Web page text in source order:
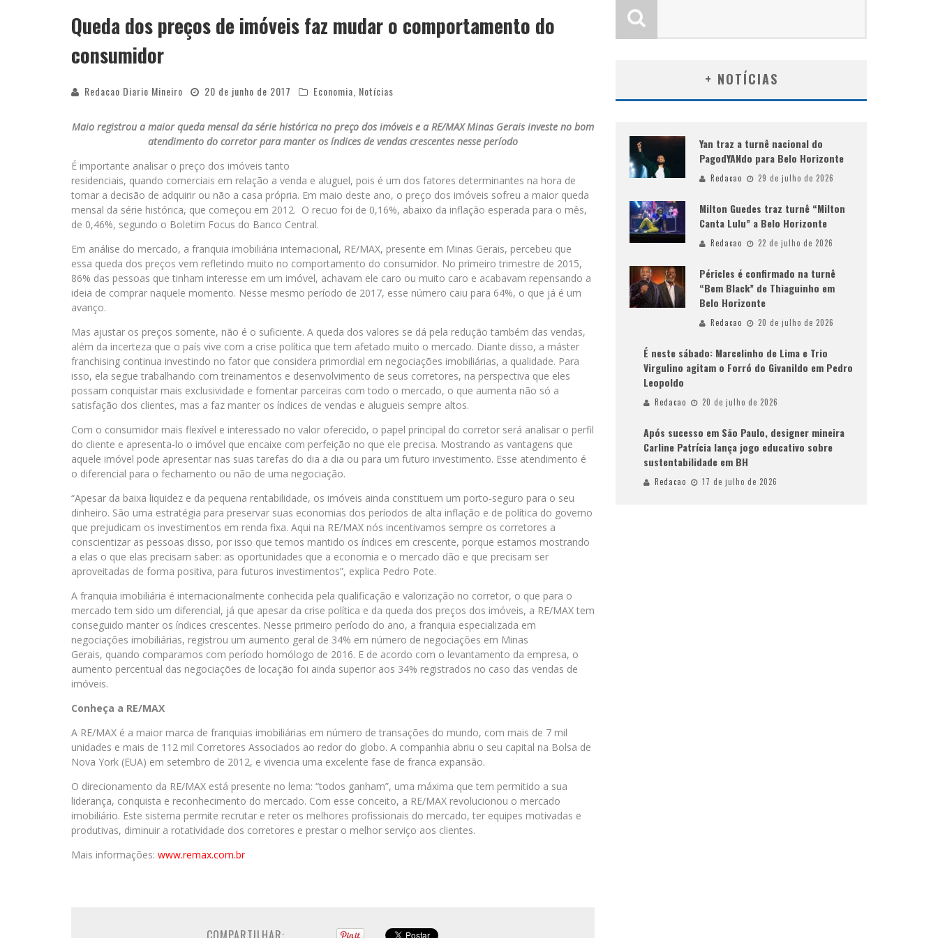
YAN TRAZ A TURNÊ NACIONAL DO PAGODYANDO PARA BELO HORIZONTE
Queda dos preços de imóveis faz mudar o comportamento do
consumidor
Redacao Diario Mineiro 20 de junho de 2017 Economia Notícias
Maio registrou a maior queda mensal da série histórica no preço dos imóveis e a RE/MAX Minas Gerais investe no bom
atendimento do corretor para manter os índices de vendas crescentes nesse período
É importante analisar o preço dos imóveis tanto
residenciais, quando comerciais em relação a venda e aluguel, pois é um dos fatores determinantes na hora de
tomar a decisão de adquirir ou não a casa própria. Em maio deste ano, o preço dos imóveis sofreu a maior queda
mensal da série histórica, que começou em 2012. O recuo foi de 0,16%, abaixo da inflação esperada para o mês,
de 0,46%, segundo o Boletim Focus do Banco Central.
Em análise do mercado, a franquia imobiliária internacional, RE/MAX, presente em Minas Gerais, percebeu que
essa queda dos preços vem refletindo muito no comportamento do consumidor. No primeiro trimestre de 2015,
86% das pessoas que tinham interesse em um imóvel, achavam ele caro ou muito caro e acabavam repensando a
ideia de comprar naquele momento. Nesse mesmo período de 2017, esse número caiu para 64%, o que já é um
avanço.
Mas ajustar os preços somente, não é o suficiente. A queda dos valores se dá pela redução também das vendas,
além da incerteza que o país vive com a crise política que tem afetado muito o mercado. Diante disso, a máster
franchising continua investindo no fator que considera primordial em negociações imobiliárias, a qualidade. Para
isso, ela segue trabalhando com treinamentos e desenvolvimento de seus corretores, na perspectiva que eles
possam conquistar mais exclusividade e fomentar parceiras com todo o mercado, o que aumenta não só a
satisfação dos clientes, mas a faz manter os índices de vendas e alugueis sempre altos.
Com o consumidor mais flexível e interessado no valor oferecido, o papel principal do corretor será analisar o perfil
do cliente e apresenta-lo o imóvel que encaixe com perfeição no que ele precisa. Mostrando as vantagens que
aquele imóvel pode apresentar nas suas tarefas do dia a dia ou para um futuro investimento. Esse atendimento é
o diferencial para o fechamento ou não de uma negociação.
“Apesar da baixa liquidez e da pequena rentabilidade, os imóveis ainda constituem um porto-seguro para o seu
dinheiro. São uma estratégia para preservar suas economias dos períodos de alta inflação e de política do governo
que prejudicam os investimentos em renda fixa. Aqui na RE/MAX nós incentivamos sempre os corretores a
conscientizar as pessoas disso, por isso que temos mantido os índices em crescente, porque estamos mostrando
a elas o que elas precisam saber: as oportunidades que a economia e o mercado dão e que precisam ser
aproveitadas de forma positiva, para futuros investimentos”, explica Pedro Pote.
A franquia imobiliária é internacionalmente conhecida pela qualificação e valorização no corretor, o que para o
mercado tem sido um diferencial, já que apesar da crise política e da queda dos preços dos imóveis, a RE/MAX tem
conseguido manter os índices crescentes. Nesse primeiro período do ano, a franquia especializada em
negociações imobiliárias, registrou um aumento geral de 34% em número de negociações em Minas
Gerais, quando comparamos com período homólogo de 2016. E de acordo com o levantamento da empresa, o
aumento percentual das negociações de locação foi ainda superior aos 34% registrados no caso das vendas de
imóveis.
Conheça a RE/MAX
A RE/MAX é a maior marca de franquias imobiliárias em número de transações do mundo, com mais de 7 mil
unidades e mais de 112 mil Corretores Associados ao redor do globo. A companhia abriu o seu capital na Bolsa de
Nova York (EUA) em setembro de 2012, e vivencia uma excelente fase de franca expansão.
O direcionamento da RE/MAX está presente no lema: “todos ganham”, uma máxima que tem permitido a sua
liderança, conquista e reconhecimento do mercado. Com esse conceito, a RE/MAX revolucionou o mercado
imobiliário. Este sistema permite recrutar e reter os melhores profissionais do mercado, ter equipes motivadas e
produtivas, diminuir a rotatividade dos corretores e prestar o melhor serviço aos clientes.
Mais informações: www.remax.com.br
+ NOTÍCIAS
Yan traz a turnê nacional do
PagodYANdo para Belo Horizonte
Redacao 29 de julho de 2026
Milton Guedes traz turnê “Milton
Canta Lulu” a Belo Horizonte
Redacao 22 de julho de 2026
Péricles é confirmado na turnê
“Bem Black” de Thiaguinho em
Belo Horizonte
Redacao 20 de julho de 2026
É neste sábado: Marcelinho de Lima e Trio
Virgulino agitam o Forró do Givanildo em Pedro
Leopoldo
Redacao 20 de julho de 2026
Após sucesso em São Paulo, designer mineira
Carline Patrícia lança jogo educativo sobre
sustentabilidade em BH
Redacao 17 de julho de 2026